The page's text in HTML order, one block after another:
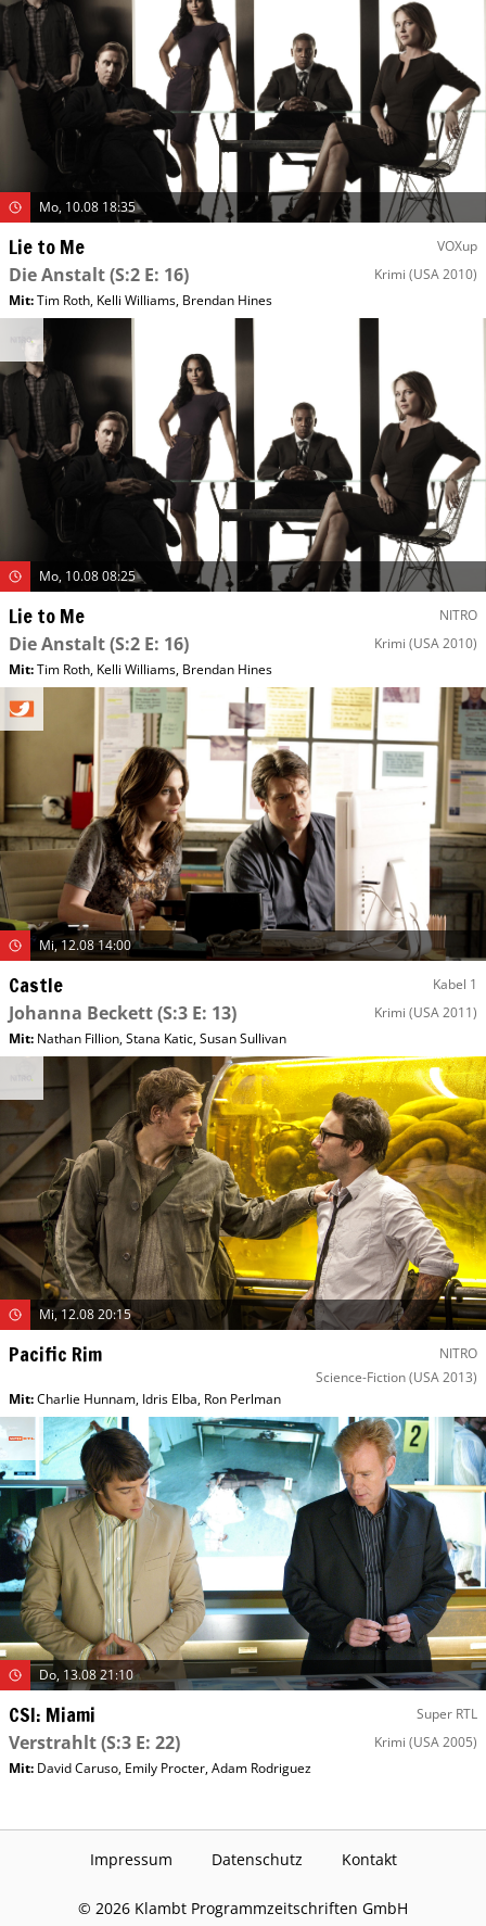
Mo, 10.08 18:35
Lie to Me VOXup
Die Anstalt(S:2 E: 16) Krimi (USA 2010)
Mit:Tim Roth, Kelli Williams, Brendan Hines
Mo, 10.08 08:25
Lie to Me NITRO
Die Anstalt(S:2 E: 16) Krimi (USA 2010)
Mit:Tim Roth, Kelli Williams, Brendan Hines
Mi, 12.08 14:00
Castle Kabel 1
Johanna Beckett(S:3 E: 13) Krimi (USA 2011)
Mit: Nathan Fillion,Stana Katic,Susan Sullivan
Mi, 12.08 20:15
Pacific Rim
NITRO
Science-Fiction(USA 2013)
Mit:Charlie Hunnam, Idris Elba, Ron Perlman
Do, 13.08 21:10
CSI: Miami Super RTL
Verstrahlt(S:3 E: 22) Krimi (USA 2005)
Mit: David Caruso, Emily Procter,Adam Rodriguez
Impressum Datenschutz Kontakt
© 2026 Klambt Programmzeitschriften GmbH